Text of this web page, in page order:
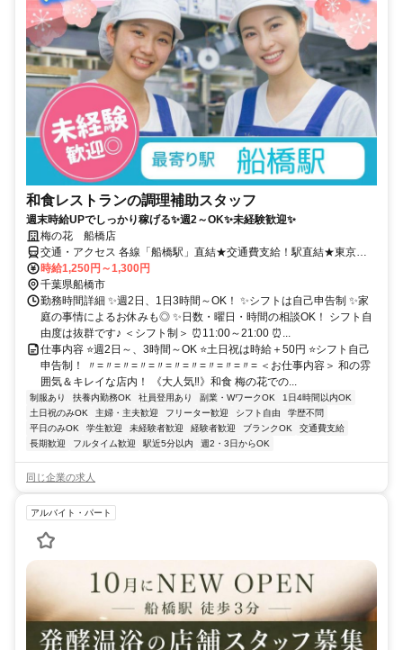
和食レストランの調理補助スタッフ
週末時給UPでしっかり稼げる✨週2～OK✨未経験歓迎✨
梅の花 船橋店
交通・アクセス 各線「船橋駅」直結★交通費支給！駅直結★東京医
療保健大学、東邦大学、日本大学、千葉工業大学の学生さんも！
時給1,250円～1,300円
千葉県船橋市
勤務時間詳細 ✨週2日、1日3時間～OK！ ✨シフトは自己申告制 ✨家
庭の事情によるお休みも◎ ✨日数・曜日・時間の相談OK！ シフト自
由度は抜群です♪ ＜シフト制＞ ⏰11:00～21:00 ⏰...
仕事内容 ⭐週2日～、3時間～OK ⭐土日祝は時給＋50円 ⭐シフト自己
申告制！ 〃=〃=〃=〃=〃=〃=〃=〃=〃=〃= ＜お仕事内容＞ 和の雰
囲気＆キレイな店内！ 《大人気‼》和食 梅の花での...
制服あり 扶養内勤務OK 社員登用あり 副業・WワークOK
1日4時間以内OK
土日祝のみOK
主婦・主夫歓迎 フリーター歓迎 シフト自由
学歴不問
平日のみOK
学生歓迎 未経験者歓迎 経験者歓迎 ブランクOK
交通費支給
長期歓迎
フルタイム歓迎 駅近5分以内 週2・3日からOK
同じ企業の求人
アルバイト・パート